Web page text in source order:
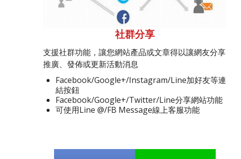
社群分享
支援社群功能，讓您網站產品或文章得以讓網友分享
推廣、發佈或更新活動消息
Facebook/Google+/Instagram/Line加好友等連
結按鈕
Facebook/Google+/Twitter/Line分享網站功能
可使用Line @/FB Message線上客服功能